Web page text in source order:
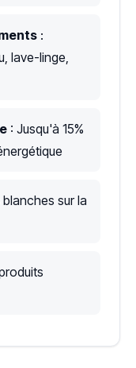
:
lave-linge,
: Jusqu'à 15%
sur la